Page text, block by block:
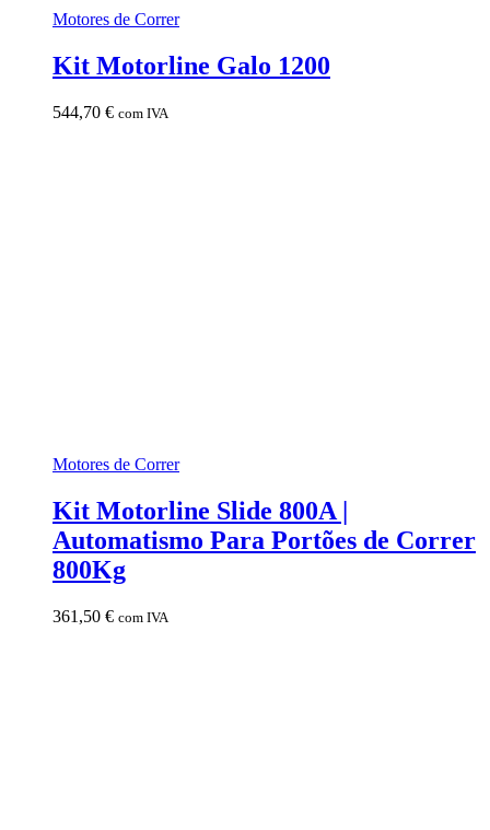
Motores de Correr
Kit Motorline Galo 1200
544,70 € com IVA
Motores de Correr
Kit Motorline Slide 800A |
Automatismo Para Portões de Correr
800Kg
361,50 € com IVA